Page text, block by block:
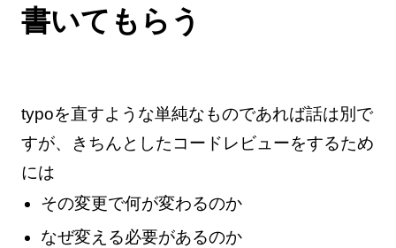
書いてもらう
typoを直すような単純なものであれば話は別で
すが、きちんとしたコードレビューをするため
には
その変更で何が変わるのか
なぜ変える必要があるのか